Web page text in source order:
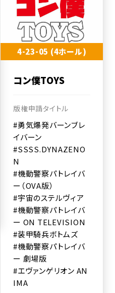
4-23-05 (4ホール)
コン僕TOYS
版権申請タイトル
#勇気爆発バーンブレ
イバーン
#SSSS.DYNAZENO
N
#機動警察パトレイバ
ー（OVA版）
#宇宙のステルヴィア
#機動警察パトレイバ
ー ON TELEVISION
#装甲騎兵ボトムズ
#機動警察パトレイバ
ー 劇場版
#エヴァンゲリオン AN
IMA